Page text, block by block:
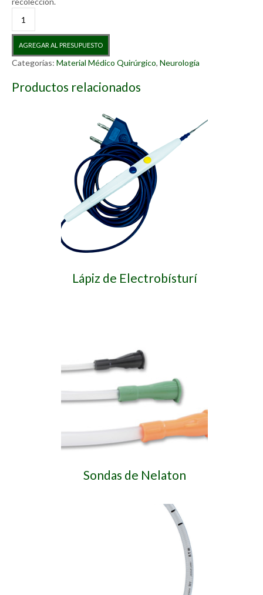
Drenaje
Ventricular
Externo
AGREGAR AL PRESUPUESTO
Categorías: Material Médico Quirúrgico, Neurología
Productos relacionados
Lápiz de Electrobísturí
Sondas de Nelaton